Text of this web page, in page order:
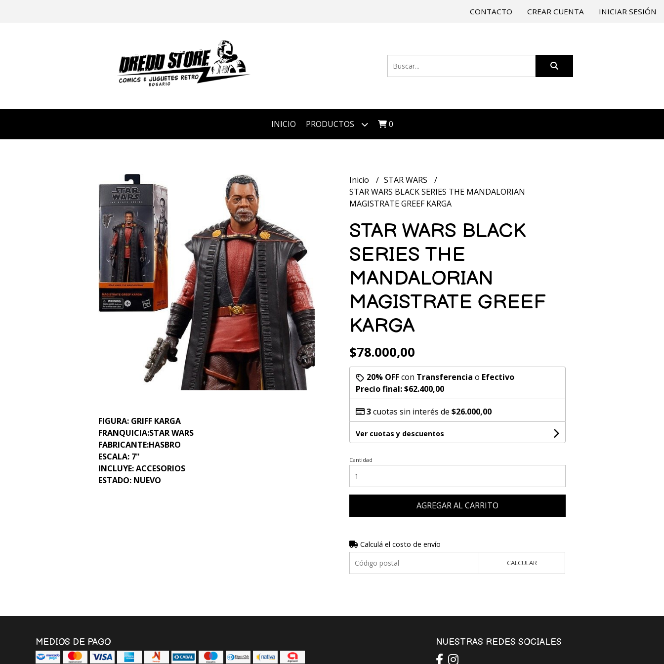
CONTACTO CREAR CUENTA INICIAR SESIÓN
INICIO PRODUCTOS 0
FIGURA: GRIFF KARGA
FRANQUICIA:STAR WARS
FABRICANTE:HASBRO
ESCALA: 7"
INCLUYE: ACCESORIOS
ESTADO: NUEVO
Inicio
STAR WARS
STAR WARS BLACK SERIES THE MANDALORIAN
MAGISTRATE GREEF KARGA
STAR WARS BLACK
SERIES THE
MANDALORIAN
MAGISTRATE GREEF
KARGA
$78.000,00
20% OFFcon Transferencia o Efectivo
Precio final:$62.400,00
3cuotas sin interés de $26.000,00
Ver cuotas y descuentos
Cantidad
AGREGAR AL CARRITO
Calculá el costo de envío
CALCULAR
MEDIOS DE PAGO NUESTRAS REDES SOCIALES